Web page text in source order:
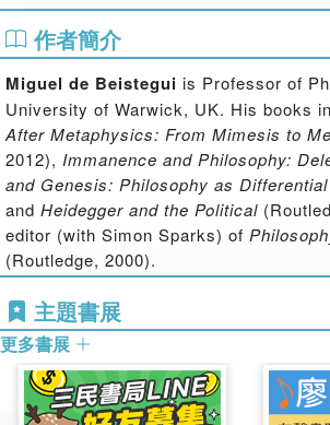
Miguel de Beistegui begins with an
throughoutIn Search of Lost Time
characters seem prone to chronic
matters of love, friendship and even
falls short of expectation. At the same
experiences unexpected bouts of
cause and meaning of which remain
argues we should understand these
of artistic creation, and that this is why
wrote that true life is the life of art.
pleasurable experiences and the
of art, and particularly literature, if it is
metaphor, extending beyond the
understand the nature of lived, bodily
作者簡介
Miguel de Beistegui is Professor of
University of Warwick, UK. His books
After Metaphysics: From Mimesis to
2012), Immanence and Philosophy:
and Genesis: Philosophy as
and Heidegger and the Political
editor (with Simon Sparks) of
(Routledge, 2000).
主題書展
更多書展